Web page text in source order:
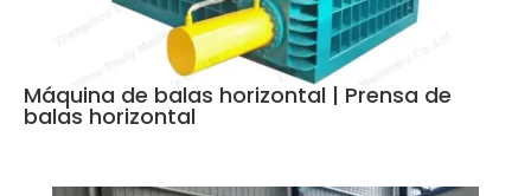
Máquina de balas horizontal | Prensa de
balas horizontal